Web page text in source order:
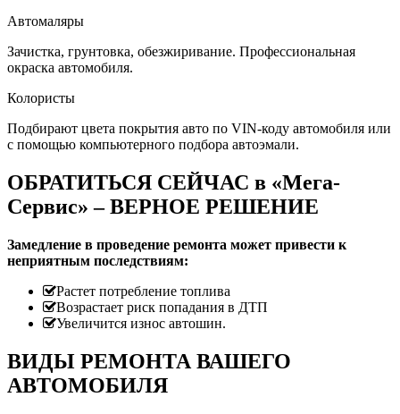
Автомаляры
Зачистка, грунтовка, обезжиривание. Профессиональная
окраска автомобиля.
Колористы
Подбирают цвета покрытия авто по VIN-коду автомобиля или
с помощью компьютерного подбора автоэмали.
ОБРАТИТЬСЯ СЕЙЧАС в «Мега-
Сервис» – ВЕРНОЕ РЕШЕНИЕ
Замедление в проведение ремонта может привести к
неприятным последствиям:
Растет потребление топлива
Возрастает риск попадания в ДТП
Увеличится износ автошин.
ВИДЫ РЕМОНТА ВАШЕГО
АВТОМОБИЛЯ